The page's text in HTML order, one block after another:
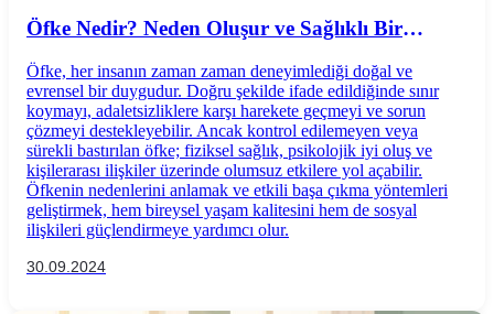
Öfke Nedir? Neden Oluşur ve Sağlıklı Bir
Öfke, her insanın zaman zaman deneyimlediği doğal ve
evrensel bir duygudur. Doğru şekilde ifade edildiğinde sınır
koymayı, adaletsizliklere karşı harekete geçmeyi ve sorun
çözmeyi destekleyebilir. Ancak kontrol edilemeyen veya
sürekli bastırılan öfke; fiziksel sağlık, psikolojik iyi oluş ve
kişilerarası ilişkiler üzerinde olumsuz etkilere yol açabilir.
Öfkenin nedenlerini anlamak ve etkili başa çıkma yöntemleri
geliştirmek, hem bireysel yaşam kalitesini hem de sosyal
ilişkileri güçlendirmeye yardımcı olur.
30.09.2024